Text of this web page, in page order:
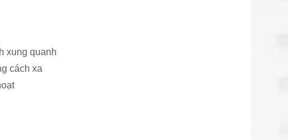
xung quanh
cách xa